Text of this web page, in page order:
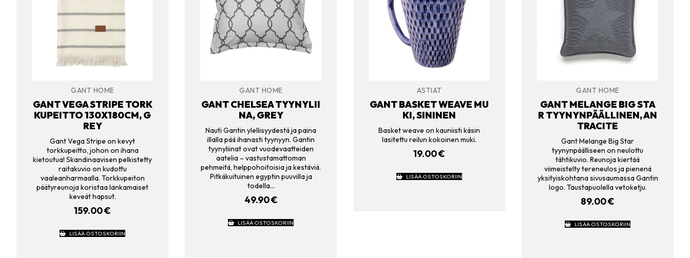
GANT HOME
GANT VEGA STRIPE TORK
KUPEITTO 130X180CM, G
REY
Gant Vega Stripe on kevyt
torkkupeitto, johon on ihana
kietoutua! Skandinaavisen pelkistetty
raitakuvio on kudottu
vaaleanharmaalla. Torkkupeiton
päätyreunoja koristaa lankamaiset
keveät hapsut.
159.00€
LISÄÄ OSTOSKORIIN
GANT HOME
GANT CHELSEA TYYNYLII
NA, GREY
Nauti Gantin ylellisyydestä ja paina
illalla pää ihanasti tyynyyn. Gantin
tyynyliinat ovat vuodevaatteiden
aatelia – vastustamattoman
pehmeitä, helppohoitoisia ja kestäviä.
Pitkäkuituinen egyptin puuvilla ja
todella…
49.90€
LISÄÄ OSTOSKORIIN
ASTIAT
GANT BASKET WEAVE MU
KI, SININEN
Basket weave on kauniisti käsin
lasitettu reilun kokoinen muki.
19.00€
LISÄÄ OSTOSKORIIN
GANT HOME
GANT MELANGE BIG STA
R TYYNYNPÄÄLLINEN, AN
TRACITE
Gant Melange Big Star
tyynynpäälliseen on neulottu
tähtikuvio. Reunoja kiertää
viimeistelty tereneulos ja pienenä
yksityiskohtana sivusaumassa Gantin
logo. Taustapuolella vetoketju.
89.00€
LISÄÄ OSTOSKORIIN